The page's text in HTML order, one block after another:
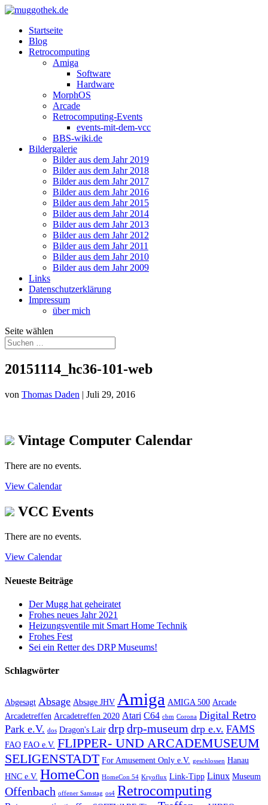
Startseite
Blog
Retrocomputing
Amiga
Software
Hardware
MorphOS
Arcade
Retrocomputing-Events
events-mit-dem-vcc
BBS-wiki.de
Bildergalerie
Bilder aus dem Jahr 2019
Bilder aus dem Jahr 2018
Bilder aus dem Jahr 2017
Bilder aus dem Jahr 2016
Bilder aus dem Jahr 2015
Bilder aus dem Jahr 2014
Bilder aus dem Jahr 2013
Bilder aus dem Jahr 2012
Bilder aus dem Jahr 2011
Bilder aus dem Jahr 2010
Bilder aus dem Jahr 2009
Links
Datenschutzerklärung
Impressum
über mich
Seite wählen
20151114_hc36-101-web
von Thomas Daden | Juli 29, 2016
Vintage Computer Calendar
There are no events.
View Calendar
VCC Events
There are no events.
View Calendar
Neueste Beiträge
Der Mugg hat geheiratet
Frohes neues Jahr 2021
Heizungsventile mit Smart Home Technik
Frohes Fest
Sei ein Retter des DRP Museums!
Schlagwörter
Abgesagt Absage Absage JHV Amiga AMIGA 500 Arcade
Arcadetreffen Arcadetreffen 2020 Atari C64 cbm Corona Digital Retro
Park e.V. dos Dragon's Lair drpdrp-museum drp e.v. FAMS
FAO FAO e.V. FLIPPER- UND ARCADEMUSEUM
SELIGENSTADT For Amusement Only e.V. geschlossen Hanau
HNC e.V. HomeCon HomeCon 54 Kryoflux Link-Tipp Linux Museum
Offenbach offener Samstag os4 Retrocomputing